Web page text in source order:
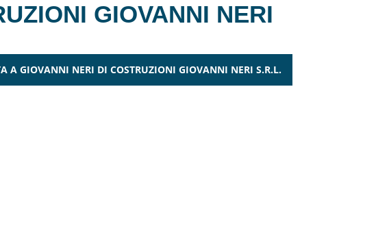
GIOVANNI NERI
A GIOVANNI NERI DI COSTRUZIONI GIOVANNI NERI S.R.L.